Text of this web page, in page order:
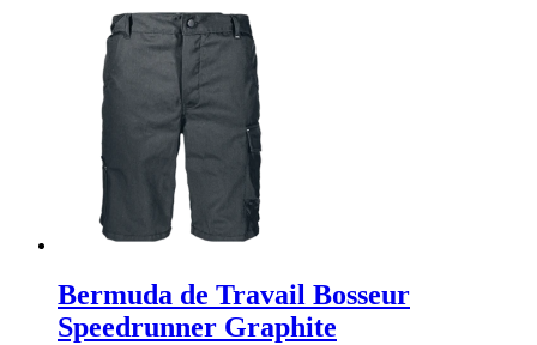
Bermuda de Travail Bosseur
Speedrunner Graphite